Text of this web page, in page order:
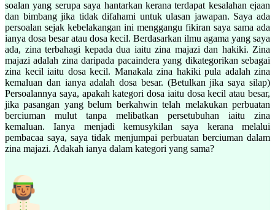
soalan yang serupa saya hantarkan kerana terdapat kesalahan ejaan
dan bimbang jika tidak difahami untuk ulasan jawapan. Saya ada
persoalan sejak kebelakangan ini menggangu fikiran saya sama ada
ianya dosa besar atau dosa kecil. Berdasarkan ilmu agama yang saya
ada, zina terbahagi kepada dua iaitu zina majazi dan hakiki. Zina
majazi adalah zina daripada pacaindera yang dikategorikan sebagai
zina kecil iaitu dosa kecil. Manakala zina hakiki pula adalah zina
kemaluan dan ianya adalah dosa besar. (Betulkan jika saya silap)
Persoalannya saya, apakah kategori dosa iaitu dosa kecil atau besar,
jika pasangan yang belum berkahwin telah melakukan perbuatan
berciuman mulut tanpa melibatkan persetubuhan iaitu zina
kemaluan. Ianya menjadi kemusykilan saya kerana melalui
pembacaa saya, saya tidak menjumpai perbuatan berciuman dalam
zina majazi. Adakah ianya dalam kategori yang sama?